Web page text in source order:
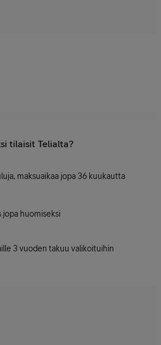
tilaisit Telialta?
maksuaikaa jopa 36 kuukautta
huomiseksi
3 vuoden takuu valikoituihin